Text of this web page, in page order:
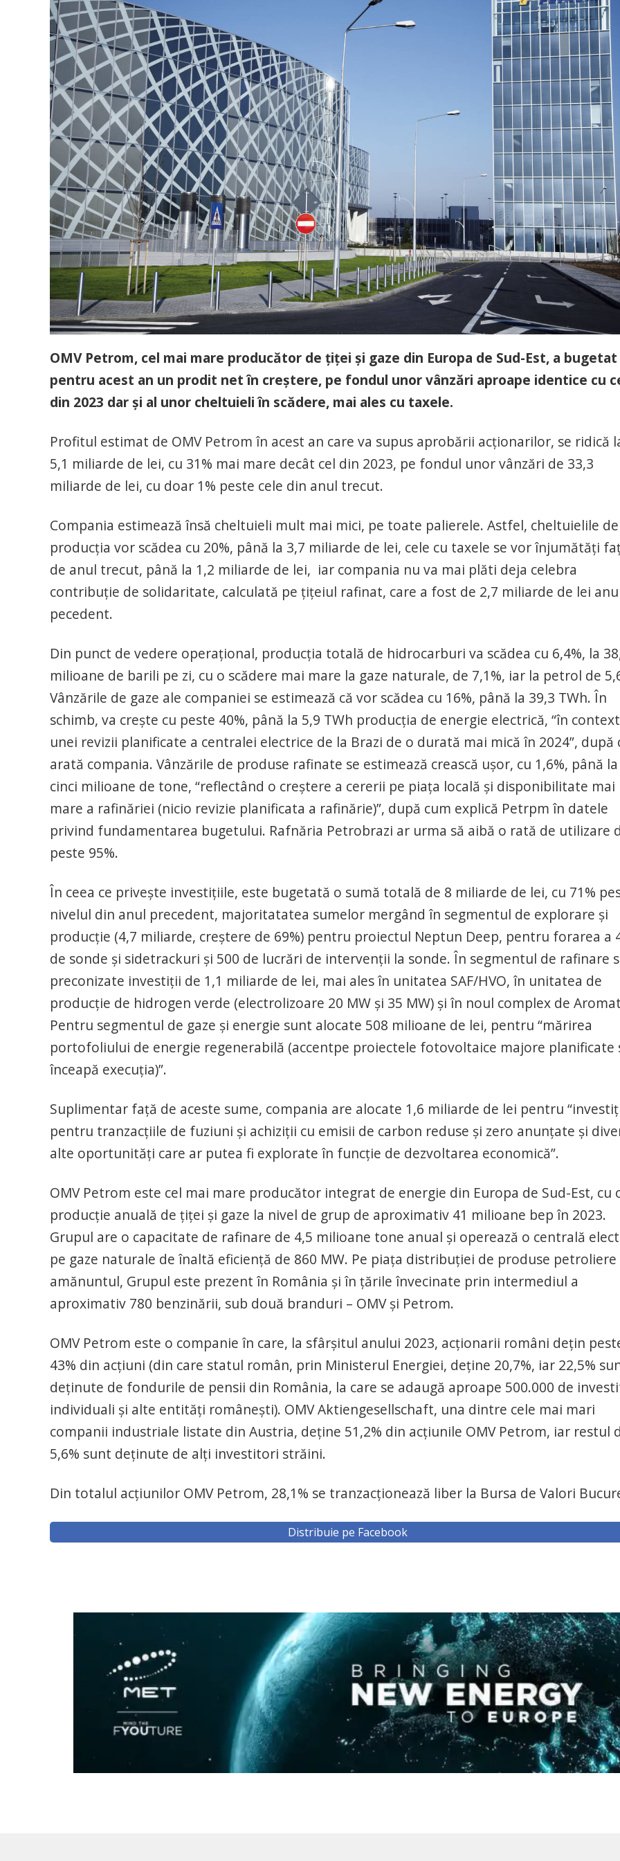
OMV Petrom, cel mai mare producător de țiței și gaze din Europa de Sud-Est, a bugetat
pentru acest an un prodit net în creștere, pe fondul unor vânzări aproape identice cu
din 2023 dar și al unor cheltuieli în scădere, mai ales cu taxele.
Profitul estimat de OMV Petrom în acest an care va supus aprobării acționarilor, se ridică
5,1 miliarde de lei, cu 31% mai mare decât cel din 2023, pe fondul unor vânzări de 33,3
miliarde de lei, cu doar 1% peste cele din anul trecut.
Compania estimează însă cheltuieli mult mai mici, pe toate palierele. Astfel, cheltuielile de
producția vor scădea cu 20%, până la 3,7 miliarde de lei, cele cu taxele se vor înjumătăți
de anul trecut, până la 1,2 miliarde de lei, iar compania nu va mai plăti deja celebra
contribuție de solidaritate, calculată pe țițeiul rafinat, care a fost de 2,7 miliarde de lei
pecedent.
Din punct de vedere operațional, producția totală de hidrocarburi va scădea cu 6,4%, la
milioane de barili pe zi, cu o scădere mai mare la gaze naturale, de 7,1%, iar la petrol de
Vânzările de gaze ale companiei se estimează că vor scădea cu 16%, până la 39,3 TWh. În
schimb, va crește cu peste 40%, până la 5,9 TWh producția de energie electrică, “în
unei revizii planificate a centralei electrice de la Brazi de o durată mai mică în 2024”, după
arată compania. Vânzările de produse rafinate se estimează crească ușor, cu 1,6%, până la
cinci milioane de tone, “reflectând o creștere a cererii pe piața locală și disponibilitate mai
mare a rafinăriei (nicio revizie planificata a rafinărie)”, după cum explică Petrpm în datele
privind fundamentarea bugetului. Rafnăria Petrobrazi ar urma să aibă o rată de utilizare
peste 95%.
În ceea ce privește investițiile, este bugetată o sumă totală de 8 miliarde de lei, cu 71%
nivelul din anul precedent, majoritatatea sumelor mergând în segmentul de explorare și
producție (4,7 miliarde, creștere de 69%) pentru proiectul Neptun Deep, pentru forarea a
de sonde și sidetrackuri și 500 de lucrări de intervenții la sonde. În segmentul de rafinare
preconizate investiții de 1,1 miliarde de lei, mai ales în unitatea SAF/HVO, în unitatea de
producție de hidrogen verde (electrolizoare 20 MW și 35 MW) și în noul complex de
Pentru segmentul de gaze și energie sunt alocate 508 milioane de lei, pentru “mărirea
portofoliului de energie regenerabilă (accentpe proiectele fotovoltaice majore planificate
înceapă execuția)”.
Suplimentar față de aceste sume, compania are alocate 1,6 miliarde de lei pentru
pentru tranzacțiile de fuziuni și achiziții cu emisii de carbon reduse și zero anunțate și
alte oportunități care ar putea fi explorate în funcție de dezvoltarea economică”.
OMV Petrom este cel mai mare producător integrat de energie din Europa de Sud-Est, cu
producție anuală de țiței și gaze la nivel de grup de aproximativ 41 milioane bep în 2023.
Grupul are o capacitate de rafinare de 4,5 milioane tone anual și operează o centrală
pe gaze naturale de înaltă eficiență de 860 MW. Pe piața distribuției de produse petroliere
amănuntul, Grupul este prezent în România și în țările învecinate prin intermediul a
aproximativ 780 benzinării, sub două branduri – OMV și Petrom.
OMV Petrom este o companie în care, la sfârșitul anului 2023, acționarii români dețin
43% din acțiuni (din care statul român, prin Ministerul Energiei, deține 20,7%, iar 22,5%
deținute de fondurile de pensii din România, la care se adaugă aproape 500.000 de
individuali și alte entități românești). OMV Aktiengesellschaft, una dintre cele mai mari
companii industriale listate din Austria, deține 51,2% din acțiunile OMV Petrom, iar restul
5,6% sunt deținute de alți investitori străini.
Din totalul acțiunilor OMV Petrom, 28,1% se tranzacționează liber la Bursa de Valori
Distribuie pe Facebook